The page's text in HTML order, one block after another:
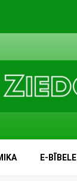
E-BĪBELE